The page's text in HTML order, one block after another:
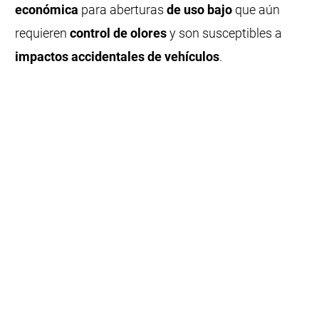
económica para aberturasde uso bajo que aún
requierencontrol de oloresy son susceptibles a
impactos accidentales de vehículos.